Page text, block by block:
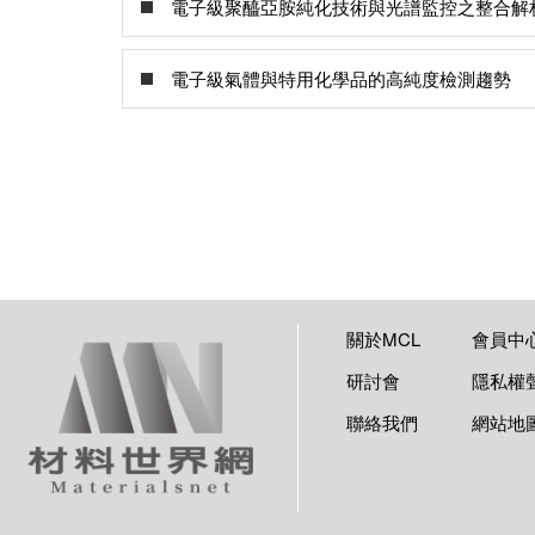
電子級聚醯亞胺純化技術與光譜監控之整合解
電子級氣體與特用化學品的高純度檢測趨勢
關於MCL
會員中
研討會
隱私權
聯絡我們
網站地